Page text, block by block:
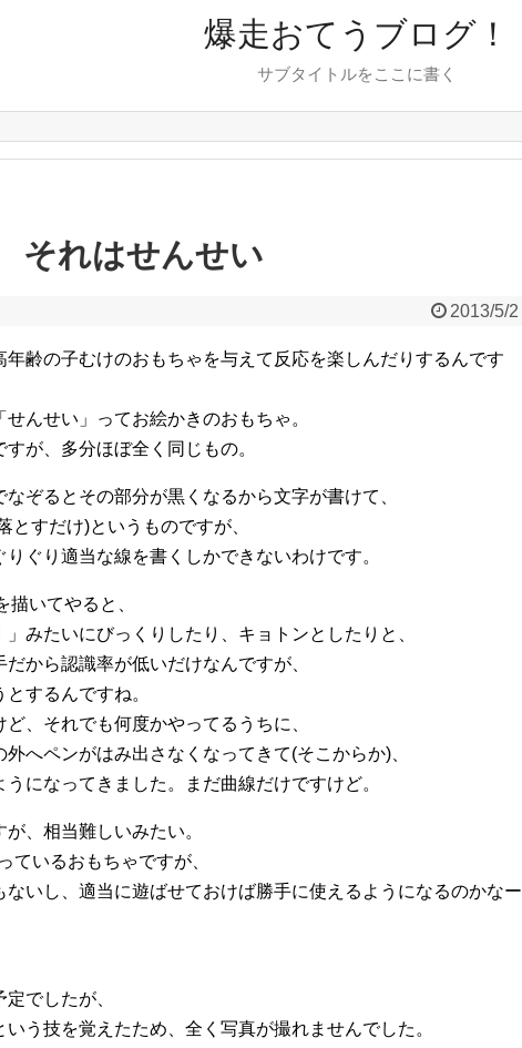
爆走おてうブログ！
サブタイトルをここに書く
それはせんせい
2013/5/2
齢の子むけのおもちゃを与えて反応を楽しんだりするんです
んせい」ってお絵かきのおもちゃ。
が、多分ほぼ全く同じもの。
ぞるとその部分が黒くなるから文字が書けて、
とすだけ)というものですが、
ぐり適当な線を書くしかできないわけです。
いてやると、
」みたいにびっくりしたり、キョトンとしたりと、
から認識率が低いだけなんですが、
するんですね。
、それでも何度かやってるうちに、
へペンがはみ出さなくなってきて(そこからか)、
になってきました。まだ曲線だけですけど。
、相当難しいみたい。
ているおもちゃですが、
いし、適当に遊ばせておけば勝手に使えるようになるのかなー
でしたが、
う技を覚えたため、全く写真が撮れませんでした。